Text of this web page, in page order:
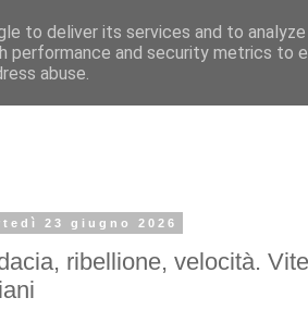
23 giugno 2026
ribellione, velocità.
to deliver its services and to
performance and security metrics to
abuse.